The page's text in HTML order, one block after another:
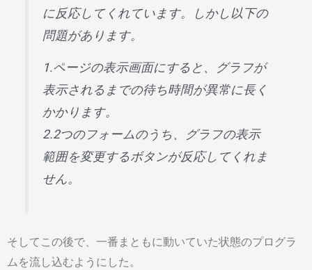
に反応してくれています。しかし以下の
問題があります。
1.ページの表示画面にすると、グラフが
表示されるまでの待ち時間が異常に長く
かかります。
2.2つのフォームのうち、グラフの表示
範囲を変更するボタンが反応してくれま
せん。
そしてこの後で、一番まともに動いていた状態のプログラ
ムを流し込むようにした。